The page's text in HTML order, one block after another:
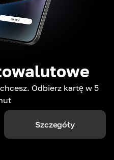
Odbierz kartę w 5
Szczegóły